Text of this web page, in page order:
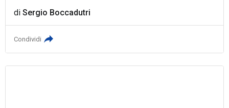
diSergio Boccadutri
Condividi